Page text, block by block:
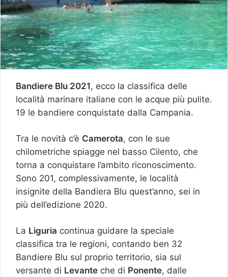
Bandiere Blu 2021, ecco la classifica delle
località marinare italiane con le acque più pulite.
19 le bandiere conquistate dalla Campania.
Tra le novità c’è Camerota, con le sue
chilometriche spiagge nel basso Cilento, che
torna a conquistare l’ambito riconoscimento.
Sono 201, complessivamente, le località
insignite della Bandiera Blu quest’anno, sei in
più dell’edizione 2020.
La Liguria continua guidare la speciale
classifica tra le regioni, contando ben 32
Bandiere Blu sul proprio territorio, sia sul
versante di Levante che di Ponente, dalle